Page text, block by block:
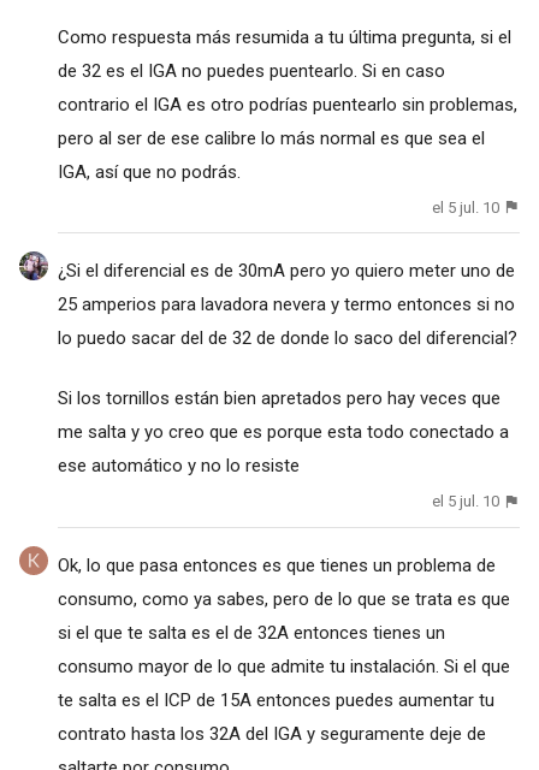
Como respuesta más resumida a tu última pregunta, si el
de 32 es el IGA no puedes puentearlo. Si en caso
contrario el IGA es otro podrías puentearlo sin problemas,
pero al ser de ese calibre lo más normal es que sea el
IGA, así que no podrás.
el 5 jul. 10
¿Si el diferencial es de 30mA pero yo quiero meter uno de
25 amperios para lavadora nevera y termo entonces si no
lo puedo sacar del de 32 de donde lo saco del diferencial?
Si los tornillos están bien apretados pero hay veces que
me salta y yo creo que es porque esta todo conectado a
ese automático y no lo resiste
el 5 jul. 10
Ok, lo que pasa entonces es que tienes un problema de
consumo, como ya sabes, pero de lo que se trata es que
si el que te salta es el de 32A entonces tienes un
consumo mayor de lo que admite tu instalación. Si el que
te salta es el ICP de 15A entonces puedes aumentar tu
contrato hasta los 32A del IGA y seguramente deje de